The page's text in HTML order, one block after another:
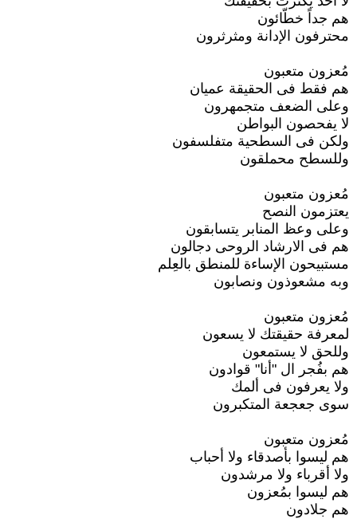
هم جداً خطّائون
محترفون الإدانة ومثرثرون
مُعزون متعبون
هم فقط فى الحقيقة عميان
وعلى الضعف متجمهرون
لا يفحصون البواطن
ولكن فى السطحية متفلسفون
وللسطح محملقون
مُعزون متعبون
يعتزمون النصح
وعلى وعظ المنابر يتسابقون
هم فى الارشاد الروحى دجالون
مستبيحون الإساءة للمنطق بالعِلم
وبه مشعوذون ونصابون
مُعزون متعبون
لمعرفة حقيقتك لا يسعون
وللحق لا يستمعون
هم بفُجر ال "أنا" قوادون
ولا يعرفون فى ألمك
سوى جعجعة المتكبرون
مُعزون متعبون
هم ليسوا بأصدقاء ولا أحباب
ولا أقرباء ولا مرشدون
هم ليسوا بمُعزون
هم جلادون